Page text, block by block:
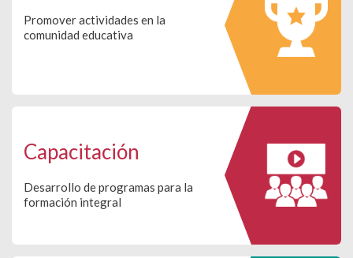
Promover actividades en la
comunidad educativa
Capacitación
Desarrollo de programas para la
formación integral